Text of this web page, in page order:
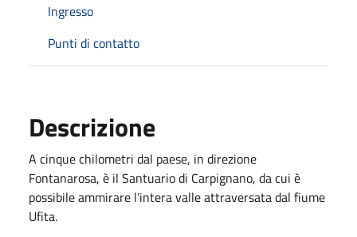
Ingresso
Punti di contatto
Descrizione
A cinque chilometri dal paese, in direzione
Fontanarosa, è il Santuario di Carpignano, da cui è
possibile ammirare l'intera valle attraversata dal fiume
Ufita.